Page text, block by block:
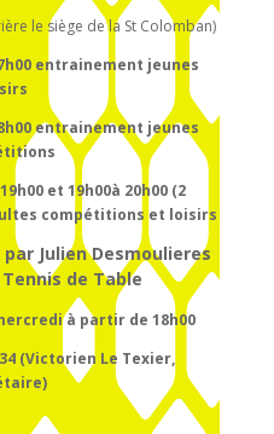
le siège de la St Colomban)
entrainement jeunes
entrainement jeunes
et 19h00à 20h00 (2
compétitions et loisirs
Julien Desmoulieres
Tennis de Table
à partir de 18h00
(Victorien Le Texier,